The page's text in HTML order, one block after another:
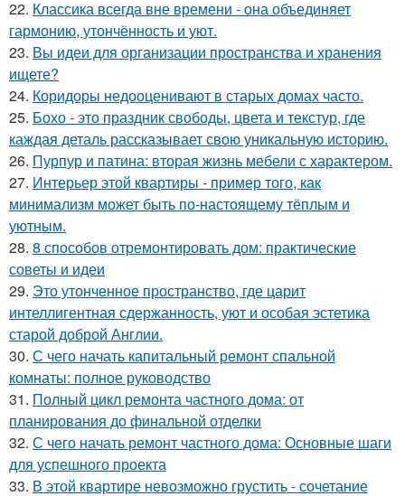
22. Классика всегда вне времени - она объединяет
гармонию, утончённость и уют.
23. Вы идеи для организации пространства и хранения
ищете?
24. Коридоры недооценивают в старых домах часто.
25. Бохо - это праздник свободы, цвета и текстур, где
каждая деталь рассказывает свою уникальную историю.
26. Пурпур и патина: вторая жизнь мебели с характером.
27. Интерьер этой квартиры - пример того, как
минимализм может быть по-настоящему тёплым и
уютным.
28. 8 способов отремонтировать дом: практические
советы и идеи
29. Это утонченное пространство, где царит
интеллигентная сдержанность, уют и особая эстетика
старой доброй Англии.
30. С чего начать капитальный ремонт спальной
комнаты: полное руководство
31. Полный цикл ремонта частного дома: от
планирования до финальной отделки
32. С чего начать ремонт частного дома: Основные шаги
для успешного проекта
33. В этой квартире невозможно грустить - сочетание